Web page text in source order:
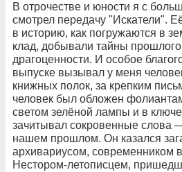
В отрочестве и юности я с
смотрел передачу "Искатели".
в историю, как погружаются в
клад, добывали тайны
драгоценности. И особое
выпуске вызывал у меня
книжных полок, за крепким
человек был обложен
светом зелёной лампы и в
зачитывал сокровенные слова
нашем прошлом. Он казался
архивариусом, современником
Нестором-летописцем,